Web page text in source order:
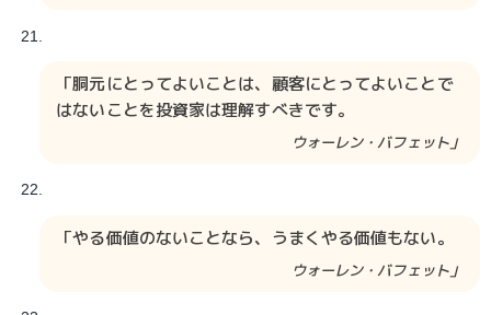
「胴元にとってよいことは、顧客にとってよいことで
はないことを投資家は理解すべきです。
ウォーレン・バフェット」
「やる価値のないことなら、うまくやる価値もない。
ウォーレン・バフェット」